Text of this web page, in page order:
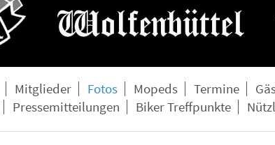
Mitglieder Fotos Mopeds Termine
Pressemitteilungen Biker Treffpunkte